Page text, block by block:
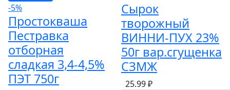
-5%
Простокваша
Пестравка
отборная
сладкая 3,4-4,5%
ПЭТ 750г
Сырок
творожный
ВИННИ-ПУХ 23%
50г вар.сгущенка
СЗМЖ
25.99 ₽